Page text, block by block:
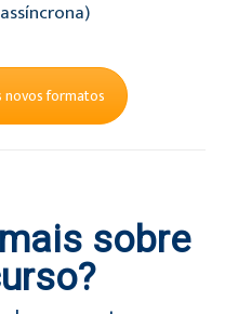
novos formatos
sobre